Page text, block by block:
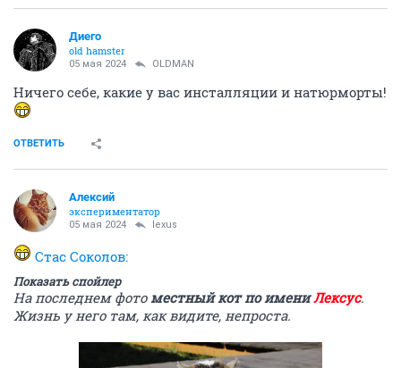
Диего
old hamster
05 мая 2024 OLDMAN
Ничего себе, какие у вас инсталляции и натюрморты!
ОТВЕТИТЬ
Алексий
экспериментатор
05 мая 2024 lexus
Стас Соколов:
Показать спойлер
На последнем фото местный кот по имениЛексус.
Жизнь у него там, как видите, непроста.